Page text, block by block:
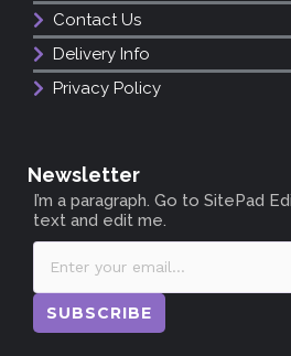
Contact Us
Delivery Info
Privacy Policy
Newsletter
I’m a paragraph. Go to SitePad
text and edit me.
SUBSCRIBE